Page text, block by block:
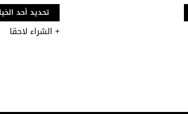
تحديد أحد
+ الشراء لاحقا